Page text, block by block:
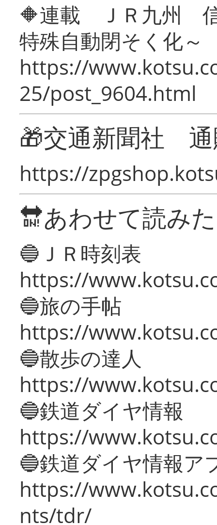
🔶連載 ＪＲ九州 信
特殊自動閉そく化～
https://
25/post_9604.html
🎁交通新聞社
https://
🔛あわせて読み
🔵ＪＲ時刻表
https://
🔵旅の手帖
https://
🔵散歩の達人
https://
🔵鉄道ダイヤ情報
https://
🔵鉄道ダイヤ情報ア
https://
nts/tdr/